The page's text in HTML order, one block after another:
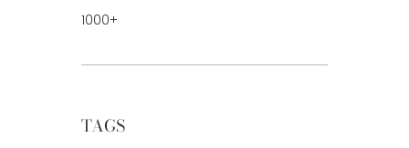
1000+
TAGS